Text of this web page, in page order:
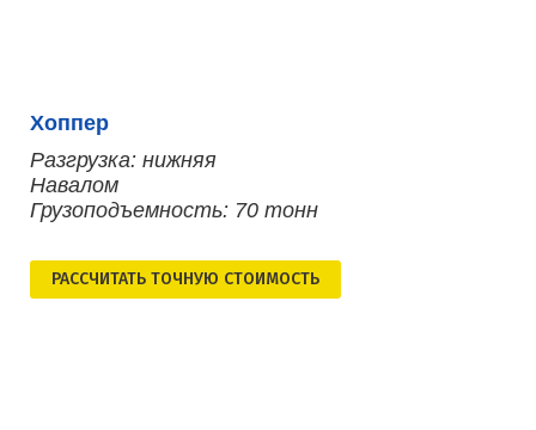
Хоппер
Разгрузка: нижняя
Навалом
Грузоподъемность: 70 тонн
РАСCЧИТАТЬ ТОЧНУЮ СТОИМОСТЬ